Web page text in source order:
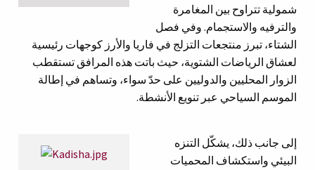
شمولية تتراوح بين المغامرة
والترفيه والاستجمام. وفي فصل
الشتاء، تبرز منتجعات التزلج في فاريا والأرز كوجهات رئيسية
لعشاق الرياضات الشتوية، حيث باتت هذه المرافق تستقطب
الزوار المحليين والدوليين على حدّ سواء، وتساهم في إطالة
الموسم السياحي عبر تنويع الأنشطة.
إلى جانب ذلك، يشكّل التنزه
البيئي واستكشاف المحميات